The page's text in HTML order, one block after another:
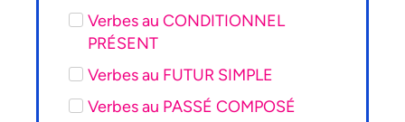
Verbes au CONDITIONNEL
PRÉSENT
Verbes au FUTUR SIMPLE
Verbes au PASSÉ COMPOSÉ